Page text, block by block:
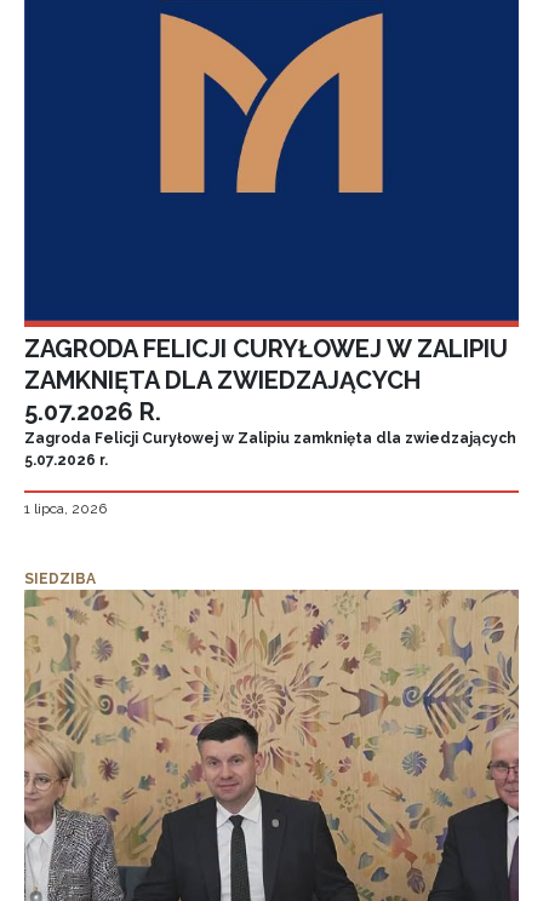
ZAGRODA FELICJI CURYŁOWEJ W ZALIPIU
ZAMKNIĘTA DLA ZWIEDZAJĄCYCH
5.07.2026 R.
Zagroda Felicji Curyłowej w Zalipiu zamknięta dla zwiedzających
5.07.2026 r.
1 lipca, 2026
SIEDZIBA